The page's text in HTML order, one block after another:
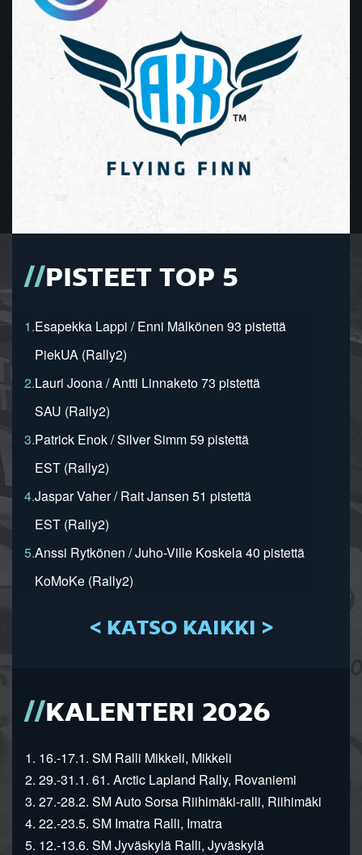
PISTEET TOP 5
1.Esapekka Lappi / Enni Mälkönen 93 pistettä
PiekUA (Rally2)
2.Lauri Joona / Antti Linnaketo 73 pistettä
SAU (Rally2)
3.Patrick Enok / Silver Simm 59 pistettä
EST (Rally2)
4.Jaspar Vaher / Rait Jansen 51 pistettä
EST (Rally2)
5.Anssi Rytkönen / Juho-Ville Koskela 40 pistettä
KoMoKe (Rally2)
< KATSO KAIKKI >
KALENTERI 2026
1. 16.-17.1. SM Ralli Mikkeli, Mikkeli
2. 29.-31.1. 61. Arctic Lapland Rally, Rovaniemi
3. 27.-28.2. SM Auto Sorsa Riihimäki-ralli, Riihimäki
4. 22.-23.5. SM Imatra Ralli, Imatra
5. 12.-13.6. SM Jyväskylä Ralli, Jyväskylä